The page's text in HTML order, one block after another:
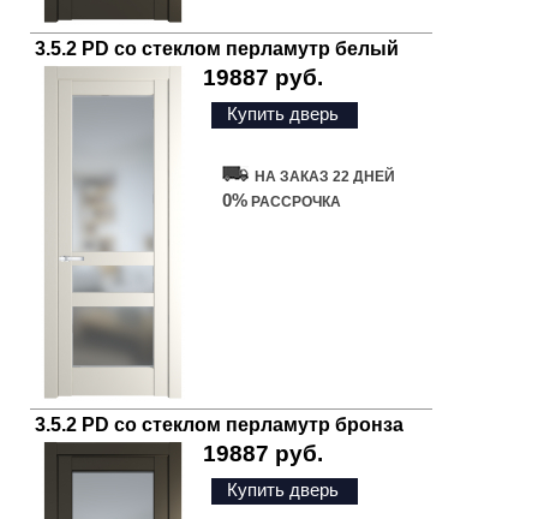
3.5.2 PD со стеклом перламутр белый
19887 руб.
Купить дверь
НА ЗАКАЗ 22 ДНЕЙ
0% РАССРОЧКА
3.5.2 PD со стеклом перламутр бронза
19887 руб.
Купить дверь